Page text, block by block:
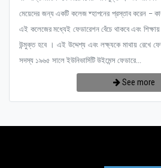
মেয়েদের জন্য একটি কলেজ ষ্হাপনের প্রস্তাব করেন –
এই কলেজের মধ্যেই ফেডারেশন বেঁচে থাকবে এবং
উন্মুক্ত হবে । এই উদ্দেশ্য এবং লক্ষ্যকে মাথায় রেখে
সদস্য ১৯৬৫ সালে ইউনিভার্সিটি উইমেন্স ফেডারে...
See more